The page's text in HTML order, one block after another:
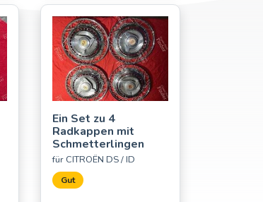
Ein Set zu 4
Radkappen mit
Schmetterlingen
für CITROËN DS / ID
Gut